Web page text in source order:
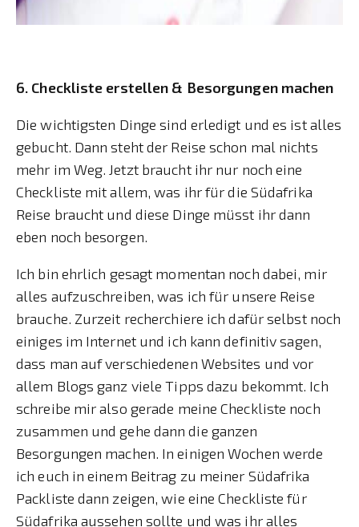
6. Checkliste erstellen & Besorgungen machen
Die wichtigsten Dinge sind erledigt und es ist alles
gebucht. Dann steht der Reise schon mal nichts
mehr im Weg. Jetzt braucht ihr nur noch eine
Checkliste mit allem, was ihr für die Südafrika
Reise braucht und diese Dinge müsst ihr dann
eben noch besorgen.
Ich bin ehrlich gesagt momentan noch dabei, mir
alles aufzuschreiben, was ich für unsere Reise
brauche. Zurzeit recherchiere ich dafür selbst noch
einiges im Internet und ich kann definitiv sagen,
dass man auf verschiedenen Websites und vor
allem Blogs ganz viele Tipps dazu bekommt. Ich
schreibe mir also gerade meine Checkliste noch
zusammen und gehe dann die ganzen
Besorgungen machen. In einigen Wochen werde
ich euch in einem Beitrag zu meiner Südafrika
Packliste dann zeigen, wie eine Checkliste für
Südafrika aussehen sollte und was ihr alles